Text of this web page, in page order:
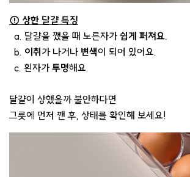
⚠️ 상한 달걀 특징
a. 달걀을 깼을 때 노른자가 쉽게 퍼져요.
b. 이취 가 나거나 변색이 되어 있어요.
c. 흰자가 투명해요.
달걀이 상했을까 불안하다면
그릇에 먼저 깬 후, 상태를 확인해 보세요!